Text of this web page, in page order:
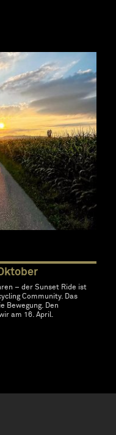
– der Sunset Ride ist
Community. Das
Bewegung. Den
am 16. April.